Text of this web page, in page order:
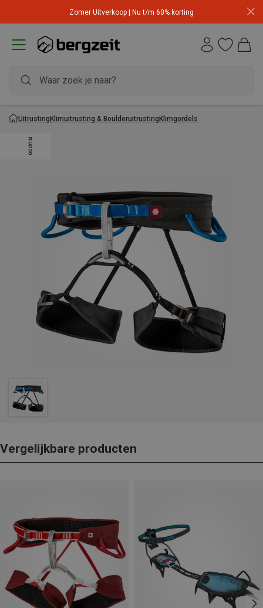
Zomer Uitverkoop | Nu t/m 60% korting
UitrustingKlimuitrusting & BoulderuitrustingKlimgordels
Vergelijkbare producten